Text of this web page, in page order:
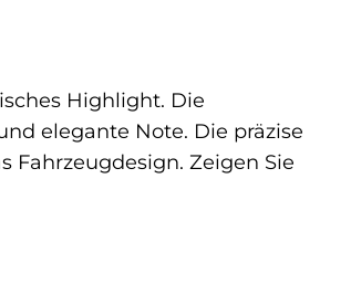
Highlight. Die
elegante Note. Die präzise
Fahrzeugdesign. Zeigen Sie